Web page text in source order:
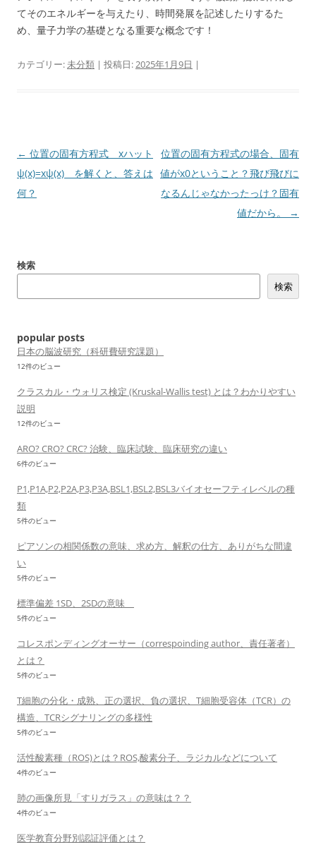
てそのエネルギーを与えたり、時間発展を記述したりするた
め、量子力学の基礎となる重要な概念です！
カテゴリー:未分類 | 投稿日:2025年1月9日 |
投
稿
ナ
シ
← 位置の固有方程式 xハット
ψ(x)=xψ(x) を解くと、答えは
何？
位置の固有方程式の場合、固有
値がx0ということ？飛び飛びに
なるんじゃなかったっけ？固有
値だから。
→
検索
検索
popular posts
日本の脳波研究（科研費研究課題）
12件のビュー
クラスカル・ウォリス検定 (Kruskal-Wallis test) とは？わかりやすい
説明
12件のビュー
ARO? CRO? CRC? 治験、臨床試験、臨床研究の違い
6件のビュー
P1,P1A,P2,P2A,P3,P3A,BSL1,BSL2,BSL3バイオセーフティレベルの種
類
5件のビュー
ピアソンの相関係数の意味、求め方、解釈の仕方、ありがちな間違
い
5件のビュー
標準偏差 1SD、2SDの意味
5件のビュー
コレスポンディングオーサー（correspoinding author、責任著者）
とは？
5件のビュー
T細胞の分化・成熟、正の選択、負の選択、T細胞受容体（TCR）の
構造、TCRシグナリングの多様性
5件のビュー
活性酸素種（ROS)とは？ROS,酸素分子、ラジカルなどについて
4件のビュー
肺の画像所見「すりガラス」の意味は？？
4件のビュー
医学教育分野別認証評価とは？